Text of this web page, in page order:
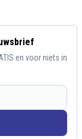
en voor niets in